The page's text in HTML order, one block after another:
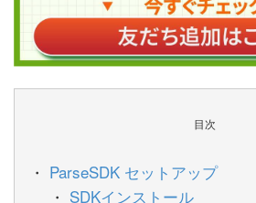
目次
ParseSDK セットアップ
SDKインストール